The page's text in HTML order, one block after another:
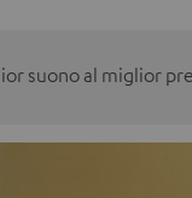
suono al miglior